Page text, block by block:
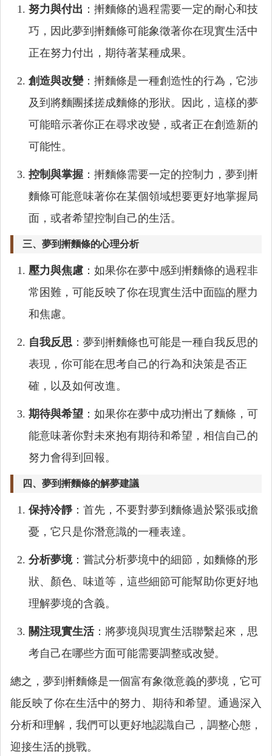
努力與付出 ：搟麵條的過程需要一定的耐心和技
巧，因此夢到搟麵條可能象徵著你在現實生活中
正在努力付出，期待著某種成果。
創造與改變：搟麵條是一種創造性的行為，它涉
及到將麵團揉搓成麵條的形狀。因此，這樣的夢
可能暗示著你正在尋求改變，或者正在創造新的
可能性。
控制與掌握 ：搟麵條需要一定的控制力，夢到搟
麵條可能意味著你在某個領域想要更好地掌握局
面，或者希望控制自己的生活。
三、夢到搟麵條的心理分析
壓力與焦慮 ：如果你在夢中感到搟麵條的過程非
常困難，可能反映了你在現實生活中面臨的壓力
和焦慮。
自我反思 ：夢到搟麵條也可能是一種自我反思的
表現，你可能在思考自己的行為和決策是否正
確，以及如何改進。
期待與希望 ：如果你在夢中成功搟出了麵條，可
能意味著你對未來抱有期待和希望，相信自己的
努力會得到回報。
四、夢到搟麵條的解夢建議
保持冷靜：首先，不要對夢到麵條過於緊張或擔
憂，它只是你潛意識的一種表達。
分析夢境：嘗試分析夢境中的細節，如麵條的形
狀、顏色、味道等，這些細節可能幫助你更好地
理解夢境的含義。
關注現實生活：將夢境與現實生活聯繫起來，思
考自己在哪些方面可能需要調整或改變。
總之，夢到搟麵條是一個富有象徵意義的夢境，它可
能反映了你在生活中的努力、期待和希望。通過深入
分析和理解，我們可以更好地認識自己，調整心態，
迎接生活的挑戰。